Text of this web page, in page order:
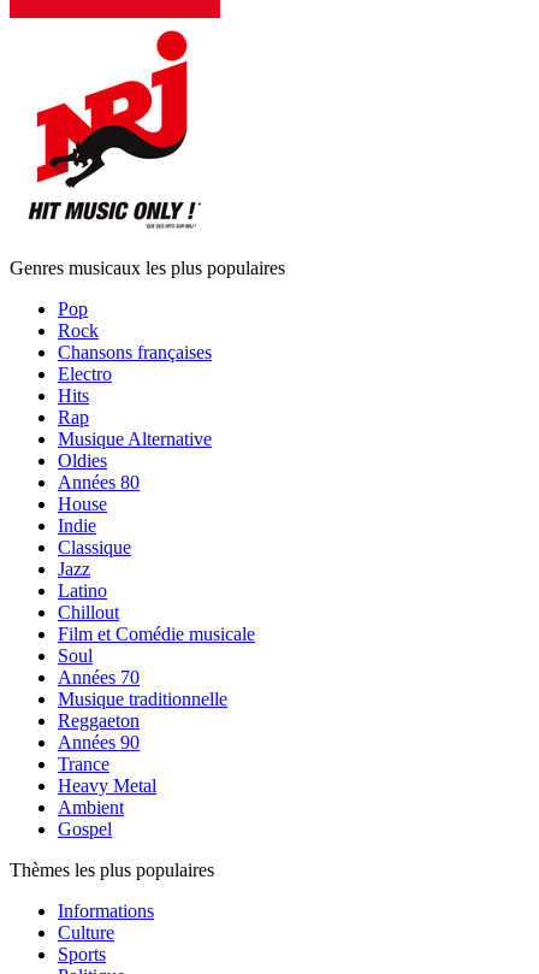
Genres musicaux les plus populaires
Pop
Rock
Chansons françaises
Electro
Hits
Rap
Musique Alternative
Oldies
Années 80
House
Indie
Classique
Jazz
Latino
Chillout
Film et Comédie musicale
Soul
Années 70
Musique traditionnelle
Reggaeton
Années 90
Trance
Heavy Metal
Ambient
Gospel
Thèmes les plus populaires
Informations
Culture
Sports